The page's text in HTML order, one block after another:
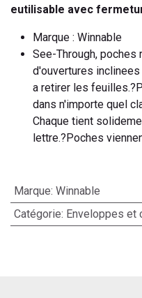
eutilisable avec
Marque : Winnable
See-Through,
d'ouvertures
a retirer les
dans n'importe quel
Chaque tient
lettre.?Poches
Marque: Winnable
Catégorie: Enveloppes et